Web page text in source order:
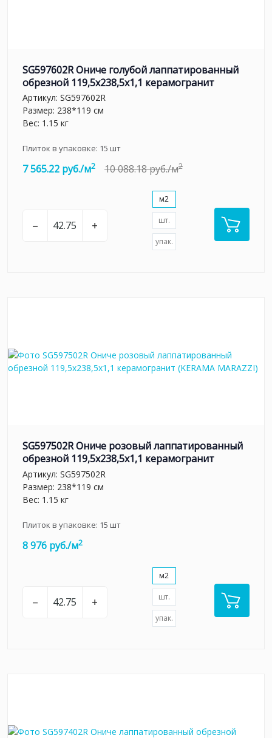
SG597602R Ониче голубой лаппатированный
обрезной 119,5x238,5x1,1 керамогранит
Артикул: SG597602R
Размер: 238*119 см
Вес: 1.15 кг
Плиток в упаковке: 15 шт
7 565.22 руб./м2 10 088.18 руб./м2
– +
м2
шт.
упак.
SG597502R Ониче розовый лаппатированный
обрезной 119,5x238,5x1,1 керамогранит
Артикул: SG597502R
Размер: 238*119 см
Вес: 1.15 кг
Плиток в упаковке: 15 шт
8 976 руб./м2
– +
м2
шт.
упак.